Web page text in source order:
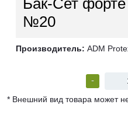
Бак-Сет
№20
Производитель: ADM
-
* Внешний вид товара может